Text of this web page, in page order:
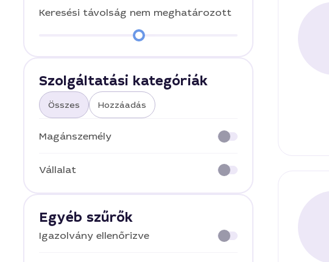
Keresési távolság nem meghatározott
Szolgáltatási kategóriák
Összes Hozzáadás
Magánszemély
Vállalat
Egyéb szűrők
Igazolvány ellenőrizve